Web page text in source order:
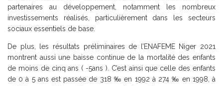
partenaires au développement, notamment les nombreux
investissements réalisés, particulièrement dans les secteurs
sociaux essentiels de base.
De plus, les résultats préliminaires de l’ENAFEME Niger 2021
montrent aussi une baisse continue de la mortalité des enfants
de moins de cinq ans ( -5ans ). C’est ainsi que celle des enfants
de 0 à 5 ans est passée de 318 ‰ en 1992 à 274 ‰ en 1998, à